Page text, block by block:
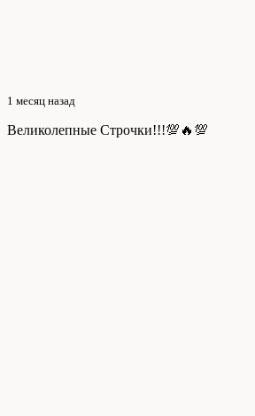
1 месяц назад
Великолепные Строчки!!!💯🔥💯